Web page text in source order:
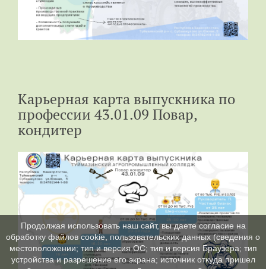
Карьерная карта выпускника по
профессии 43.01.09 Повар,
кондитер
Продолжая использовать наш сайт, вы даете согласие на
обработку файлов cookie, пользовательских данных (сведения о
местоположении; тип и версия ОС; тип и версия Браузера; тип
устройства и разрешение его экрана; источник откуда пришел